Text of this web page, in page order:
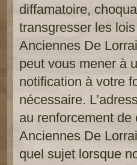
diffamatoire,
transgresser les
Anciennes De
peut vous mener à
notification à votre
nécessaire.
au renforcement
Anciennes De
quel sujet lorsque